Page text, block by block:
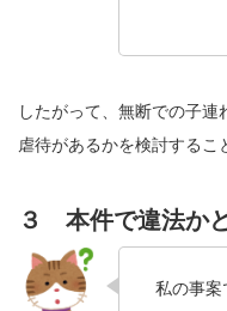
したがって、無断での子
虐待があるかを検討するこ
３ 本件で違法か
私の事案